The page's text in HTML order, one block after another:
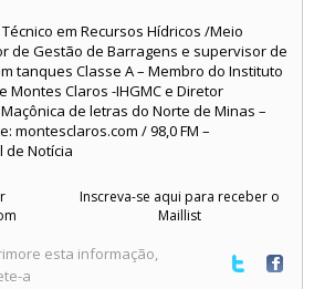
em Recursos Hídricos /Meio
de Gestão de Barragens e supervisor de
tanques Classe A – Membro do Instituto
Montes Claros -IHGMC e Diretor
de letras do Norte de Minas –
montesclaros.com / 98,0 FM –
de Notícia
Inscreva-se aqui para receber o
Maillist
esta informação,
a